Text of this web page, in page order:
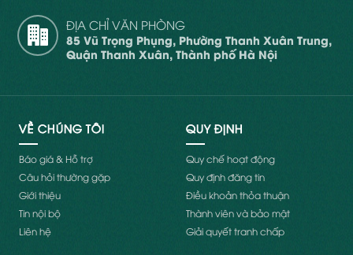
ĐỊA CHỈ VĂN PHÒNG
85 Vũ Trọng Phụng, Phường Thanh Xuân Trung,
Quận Thanh Xuân, Thành phố Hà Nội
VỀ CHÚNG TÔI
Báo giá & Hỗ trợ
Câu hỏi thường gặp
Giới thiệu
Tin nội bộ
Liên hệ
QUY ĐỊNH
Quy chế hoạt động
Quy định đăng tin
Điều khoản thỏa thuận
Thành viên và bảo mật
Giải quyết tranh chấp